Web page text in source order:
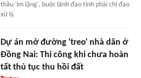
thầu 'im lặng', buộc lãnh đạo tỉnh phải chỉ đạo
xử lý.
Dự án mở đường 'treo' nhà dân ở
Đồng Nai: Thi công khi chưa hoàn
tất thủ tục thu hồi đất